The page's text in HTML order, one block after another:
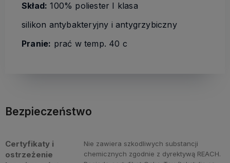
Skład: 100% poliester I klasa
silikon antybakteryjny i antygrzybiczny
Pranie: prać w temp. 40 c
Bezpieczeństwo
Certyfikaty i
ostrzeżenie
Nie zawiera szkodliwych substancji
chemicznych zgodnie z dyrektywą REACH.